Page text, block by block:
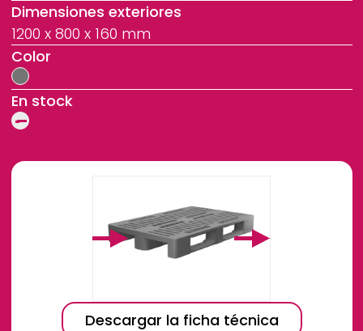
Dimensiones exteriores
1200 x 800 x 160 mm
Color
En stock
Descargar la ficha técnica